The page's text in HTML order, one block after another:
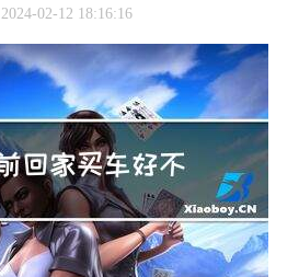
2024-02-12 18:16:16